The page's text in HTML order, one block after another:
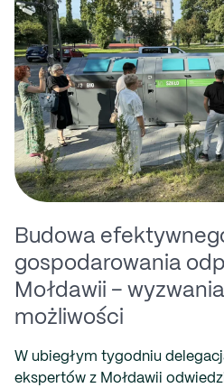
Budowa
gospodarowania
Mołdawii –
możliwości
W ubiegłym tygodniu
ekspertów z Mołdawii